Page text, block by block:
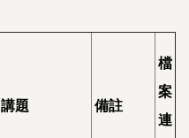
講題 備註
檔
案
連